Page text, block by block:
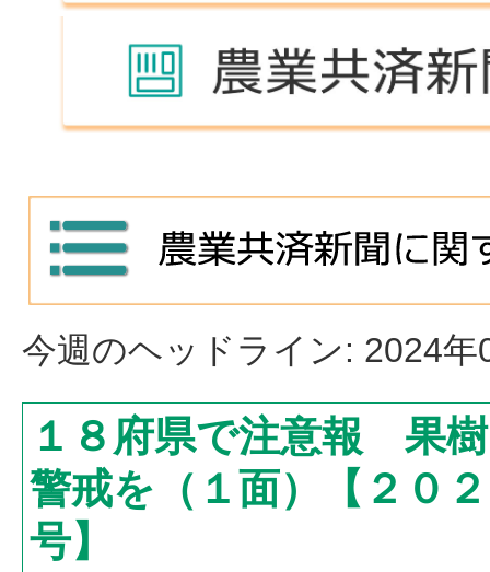
今週のヘッドライン: 2024年
１８府県で注意報 果
警戒を（１面）【２０
号】